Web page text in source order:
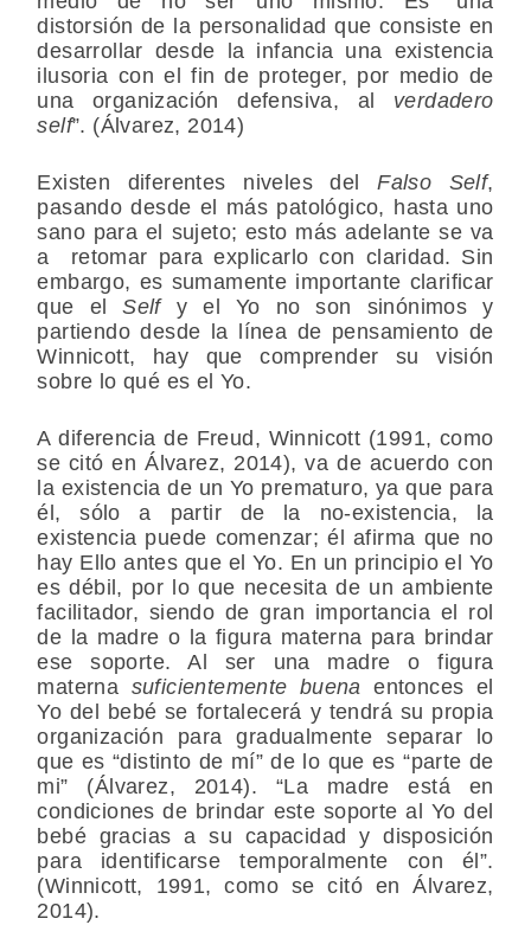
distorsión de la personalidad que consiste en
desarrollar desde la infancia una existencia
ilusoria con el fin de proteger, por medio de
una organización defensiva, al verdadero
self”. (Álvarez, 2014)
Existen diferentes niveles delFalso Self,
pasando desde el más patológico, hasta uno
sano para el sujeto; esto más adelante se va
a retomar para explicarlo con claridad. Sin
embargo, es sumamente importante clarificar
que elSelfy el Yo no son sinónimos y
partiendo desde la línea de pensamiento de
Winnicott, hay que comprender su visión
sobre lo qué es el Yo.
A diferencia de Freud, Winnicott (1991, como
se citó en Álvarez, 2014), va de acuerdo con
la existencia de un Yo prematuro, ya que para
él, sólo a partir de la no-existencia, la
existencia puede comenzar; él afirma que no
hay Ello antes que el Yo. En un principio el Yo
es débil, por lo que necesita de un ambiente
facilitador, siendo de gran importancia el rol
de la madre o la figura materna para brindar
ese soporte. Al ser una madre o figura
materna suficientemente buenaentonces el
Yo del bebé se fortalecerá y tendrá su propia
organización para gradualmente separar lo
que es “distinto de mí” de lo que es “parte de
mi” (Álvarez, 2014). “La madre está en
condiciones de brindar este soporte al Yo del
bebé gracias a su capacidad y disposición
para identificarse temporalmente con él”.
(Winnicott, 1991, como se citó en Álvarez,
2014).